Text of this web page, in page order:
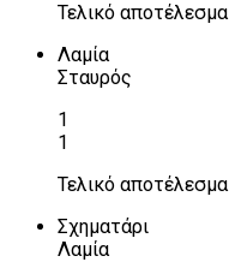
Τελικό αποτέλεσμα
Λαμία
Σταυρός
1
1
Τελικό αποτέλεσμα
Σχηματάρι
Λαμία